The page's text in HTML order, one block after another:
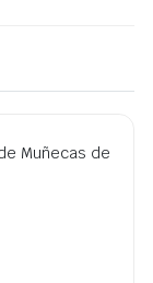
Muñecas de